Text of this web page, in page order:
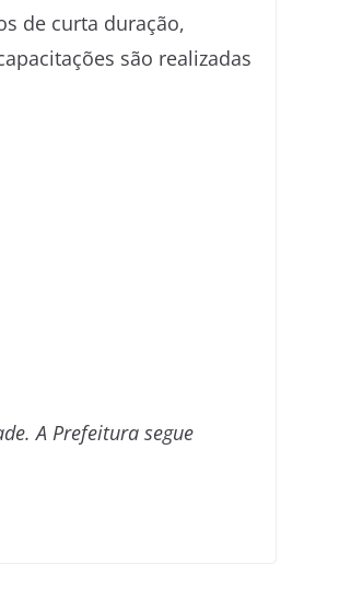
de curta duração,
são realizadas
A Prefeitura segue